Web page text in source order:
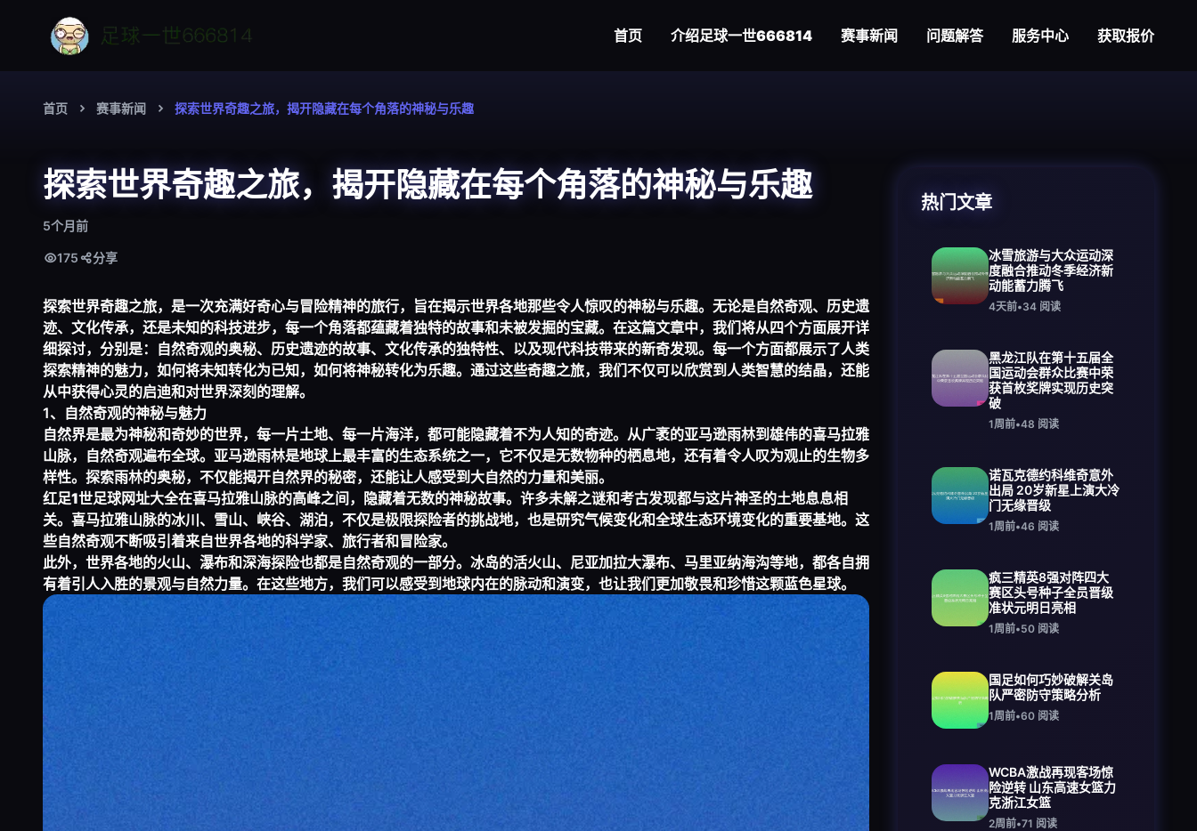
首页 介绍足球一世666814 赛事新闻 问题解答 服务中心 获取报价
首页 赛事新闻 探索世界奇趣之旅，揭开隐藏在每个角落的神秘与乐趣
探索世界奇趣之旅，揭开隐藏在每个角落的神秘与乐趣
5个月前
175 分享
探索世界奇趣之旅，是一次充满好奇心与冒险精神的旅行，旨在揭示世界各地那些令人惊叹的神秘与乐趣。无论是自然奇观、历史遗
迹、文化传承，还是未知的科技进步，每一个角落都蕴藏着独特的故事和未被发掘的宝藏。在这篇文章中，我们将从四个方面展开详
细探讨，分别是：自然奇观的奥秘、历史遗迹的故事、文化传承的独特性、以及现代科技带来的新奇发现。每一个方面都展示了人类
探索精神的魅力，如何将未知转化为已知，如何将神秘转化为乐趣。通过这些奇趣之旅，我们不仅可以欣赏到人类智慧的结晶，还能
从中获得心灵的启迪和对世界深刻的理解。
1、自然奇观的神秘与魅力
自然界是最为神秘和奇妙的世界，每一片土地、每一片海洋，都可能隐藏着不为人知的奇迹。从广袤的亚马逊雨林到雄伟的喜马拉雅
山脉，自然奇观遍布全球。亚马逊雨林是地球上最丰富的生态系统之一，它不仅是无数物种的栖息地，还有着令人叹为观止的生物多
样性。探索雨林的奥秘，不仅能揭开自然界的秘密，还能让人感受到大自然的力量和美丽。
红足1世足球网址大全在喜马拉雅山脉的高峰之间，隐藏着无数的神秘故事。许多未解之谜和考古发现都与这片神圣的土地息息相
关。喜马拉雅山脉的冰川、雪山、峡谷、湖泊，不仅是极限探险者的挑战地，也是研究气候变化和全球生态环境变化的重要基地。这
些自然奇观不断吸引着来自世界各地的科学家、旅行者和冒险家。
此外，世界各地的火山、瀑布和深海探险也都是自然奇观的一部分。冰岛的活火山、尼亚加拉大瀑布、马里亚纳海沟等地，都各自拥
有着引人入胜的景观与自然力量。在这些地方，我们可以感受到地球内在的脉动和演变，也让我们更加敬畏和珍惜这颗蓝色星球。
热门文章
冰雪旅游与大众运动深
度融合推动冬季经济新
动能蓄力腾飞
4天前•34 阅读
黑龙江队在第十五届全
国运动会群众比赛中荣
获首枚奖牌实现历史突
破
1周前•48 阅读
诺瓦克德约科维奇意外
出局 20岁新星上演大冷
门无缘晋级
1周前•46 阅读
疯三精英8强对阵四大
赛区头号种子全员晋级
准状元明日亮相
1周前•50 阅读
国足如何巧妙破解关岛
队严密防守策略分析
1周前•60 阅读
WCBA激战再现客场惊
险逆转 山东高速女篮力
克浙江女篮
2周前•71 阅读